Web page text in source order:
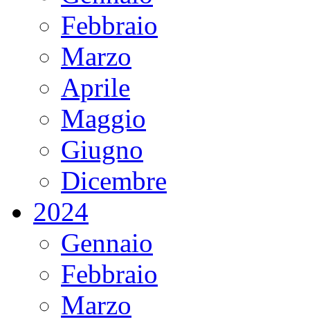
Febbraio
Marzo
Aprile
Maggio
Giugno
Dicembre
2024
Gennaio
Febbraio
Marzo